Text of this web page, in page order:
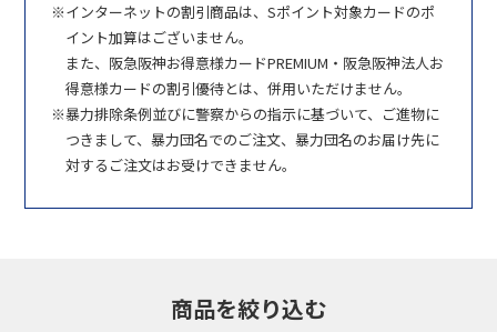
インターネットの割引商品は、Sポイント対象カードのポ
イント加算はございません。
また、阪急阪神お得意様カードPREMIUM・阪急阪神法人お
得意様カードの割引優待とは、併用いただけません。
暴力排除条例並びに警察からの指示に基づいて、ご進物に
つきまして、暴力団名でのご注文、暴力団名のお届け先に
対するご注文はお受けできません。
商品を絞り込む